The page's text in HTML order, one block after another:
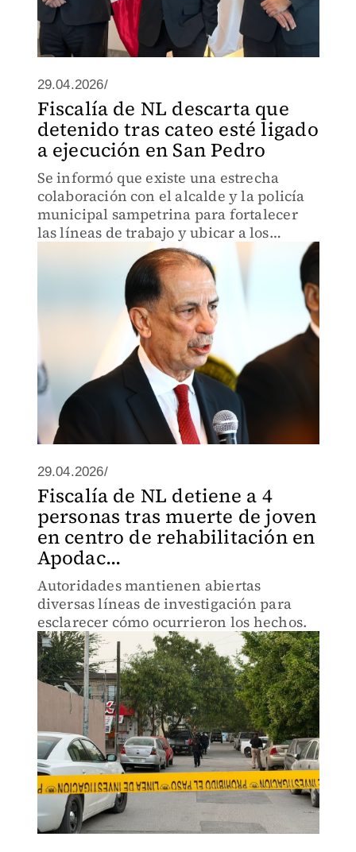
29.04.2026/
Fiscalía de NL descarta que
detenido tras cateo esté ligado
a ejecución en San Pedro
Se informó que existe una estrecha
colaboración con el alcalde y la policía
municipal sampetrina para fortalecer
las líneas de trabajo y ubicar a los
verdaderos responsables.
29.04.2026/
Fiscalía de NL detiene a 4
personas tras muerte de joven
en centro de rehabilitación en
Apodac...
Autoridades mantienen abiertas
diversas líneas de investigación para
esclarecer cómo ocurrieron los hechos.